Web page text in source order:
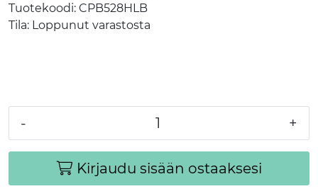
Tuotekoodi: CPB528HLB
Tila: Loppunut varastosta
- +
Kirjaudu sisään ostaaksesi